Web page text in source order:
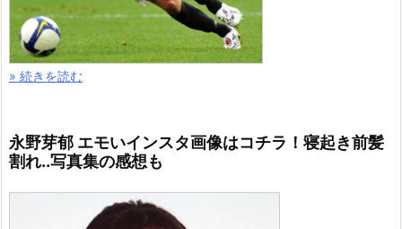
» 続きを読む
永野芽郁 エモいインスタ画像はコチラ！寝起き前髪
割れ..写真集の感想も